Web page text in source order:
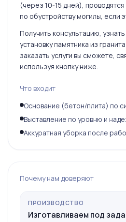
(через 10-15 дней),
по обустройству могилы, если
Получить консультацию,
установку памятника из
заказать услуги вы сможете,
используя кнопку ниже.
Что входит
Основание (бетон/плита) по
Выставление по уровню и
Аккуратная уборка после
Почему нам доверяют
ПРОИЗВОДСТВО
Изготавливаем под